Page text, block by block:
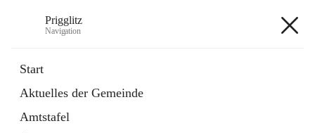
Prigglitz
Navigation
Start
Aktuelles der Gemeinde
Amtstafel
Externe Webseite
in